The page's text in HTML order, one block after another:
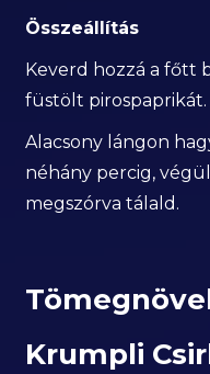
Összeállítás
Keverd hozzá a főtt
füstölt pirospaprikát.
Alacsony lángon
néhány percig,
megszórva tálald.
Krumpli